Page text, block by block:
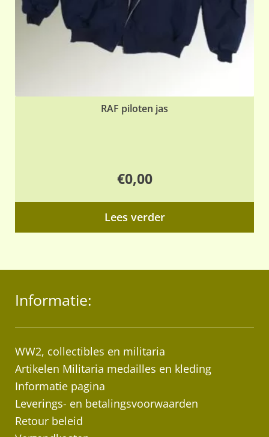
RAF piloten jas
€0,00
Lees verder
Informatie:
WW2, collectibles en militaria
Artikelen Militaria medailles en kleding
Informatie pagina
Leverings- en betalingsvoorwaarden
Retour beleid